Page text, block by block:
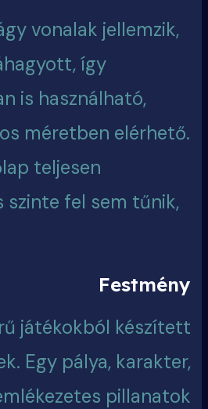
vonalak jellemzik,
így
is használható,
méretben elérhető.
teljesen
szinte fel sem tűnik,
Festmény
játékokból készített
Egy pálya, karakter,
pillanatok